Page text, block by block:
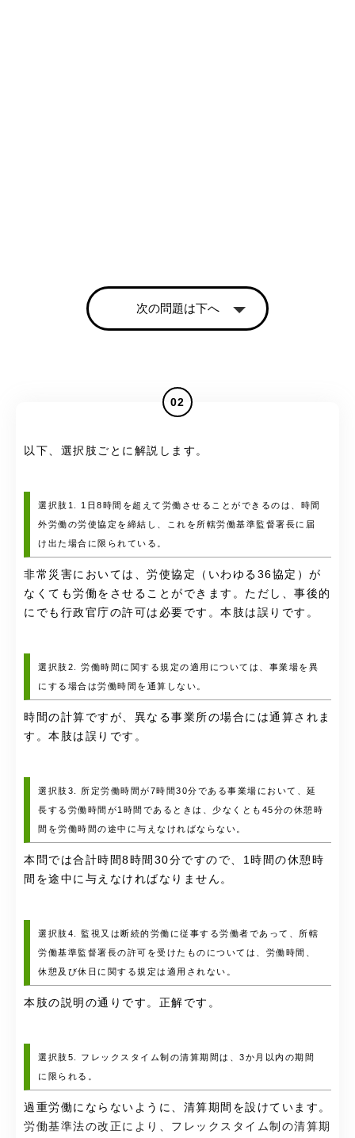
次の問題は下へ
02
以下、選択肢ごとに解説します。
選択肢1. 1日8時間を超えて労働させることができるのは、時間
外労働の労使協定を締結し、これを所轄労働基準監督署長に届
け出た場合に限られている。
非常災害においては、労使協定（いわゆる36協定）が
なくても労働をさせることができます。ただし、事後的
にでも行政官庁の許可は必要です。本肢は誤りです。
選択肢2. 労働時間に関する規定の適用については、事業場を異
にする場合は労働時間を通算しない。
時間の計算ですが、異なる事業所の場合には通算されま
す。本肢は誤りです。
選択肢3. 所定労働時間が7時間30分である事業場において、延
長する労働時間が1時間であるときは、少なくとも45分の休憩時
間を労働時間の途中に与えなければならない。
本問では合計時間8時間30分ですので、1時間の休憩時
間を途中に与えなければなりません。
選択肢4. 監視又は断続的労働に従事する労働者であって、所轄
労働基準監督署長の許可を受けたものについては、労働時間、
休憩及び休日に関する規定は適用されない。
本肢の説明の通りです。正解です。
選択肢5. フレックスタイム制の清算期間は、3か月以内の期間
に限られる。
過重労働にならないように、清算期間を設けています。
労働基準法の改正により、フレックスタイム制の清算期